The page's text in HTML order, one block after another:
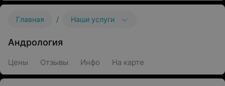
Главная / Наши услуги
Андрология
Цены Отзывы Инфо На карте